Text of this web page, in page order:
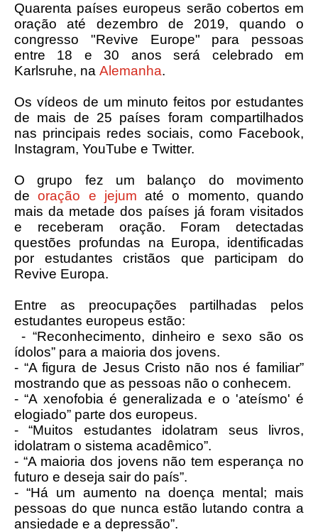
Quarenta países europeus serão cobertos em
oração até dezembro de 2019, quando o
congresso "Revive Europe" para pessoas
entre 18 e 30 anos será celebrado em
Karlsruhe, na Alemanha.
Os vídeos de um minuto feitos por estudantes
de mais de 25 países foram compartilhados
nas principais redes sociais, como Facebook,
Instagram, YouTube e Twitter.
O grupo fez um balanço do movimento
deoração e jejum até o momento, quando
mais da metade dos países já foram visitados
e receberam oração. Foram detectadas
questões profundas na Europa, identificadas
por estudantes cristãos que participam do
Revive Europa.
Entre as preocupações partilhadas pelos
estudantes europeus estão:
- “Reconhecimento, dinheiro e sexo são os
ídolos” para a maioria dos jovens.
- “A figura de Jesus Cristo não nos é familiar”
mostrando que as pessoas não o conhecem.
- “A xenofobia é generalizada e o 'ateísmo' é
elogiado” parte dos europeus.
- “Muitos estudantes idolatram seus livros,
idolatram o sistema acadêmico”.
- “A maioria dos jovens não tem esperança no
futuro e deseja sair do país”.
- “Há um aumento na doença mental; mais
pessoas do que nunca estão lutando contra a
ansiedade e a depressão”.